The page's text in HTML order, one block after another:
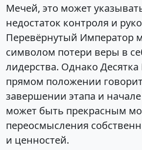
Мечей, это может
недостаток контроля и
Перевёрнутый Император
символом потери веры в
лидерства. Однако
прямом положении
завершении этапа и
может быть прекрасным
переосмысления
и ценностей.